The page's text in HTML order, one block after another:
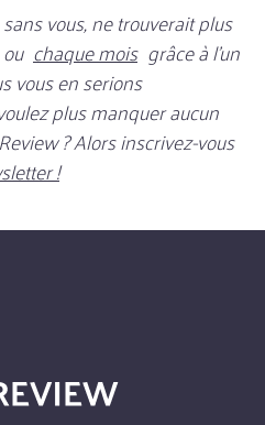
vous, ne trouverait plus
ou chaque mois grâce à l'un
vous en serions
plus manquer aucun
? Alors inscrivez-vous
!